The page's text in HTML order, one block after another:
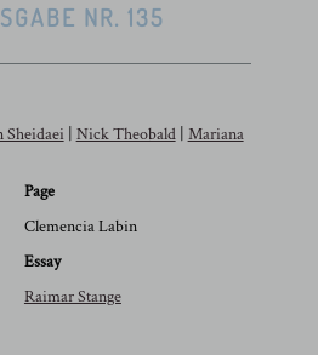
NR. 135
Sheidaei Nick Theobald| Mariana
Page
Clemencia Labin
Essay
Raimar Stange